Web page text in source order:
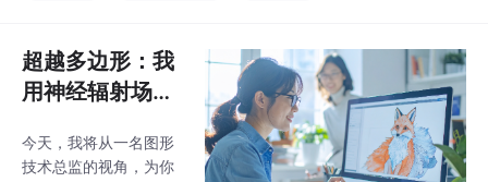
是
ne)”**功能，将任何静
态的设计稿，轻松转化
为专业级的短视频或GIF
价值极高，建议你立刻
点赞收藏，因为它将是
超越多边形：我
用神经辐射场
5，构建“实景克
今天，我将从一名图形
技术总监的视角，为你